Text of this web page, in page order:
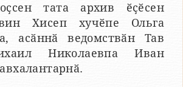
тата архив ӗҫӗсен
Хисеп хучӗпе Ольга
асӑннӑ ведомствӑн Тав
Николаевпа Иван